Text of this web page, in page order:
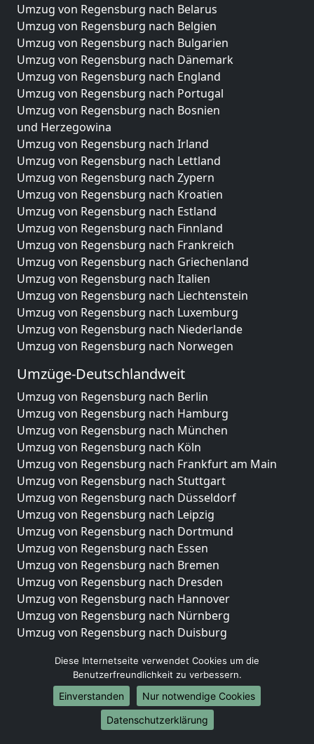
Umzug von Regensburg nach Belarus
Umzug von Regensburg nach Belgien
Umzug von Regensburg nach Bulgarien
Umzug von Regensburg nach Dänemark
Umzug von Regensburg nach England
Umzug von Regensburg nach Portugal
Umzug von Regensburg nach Bosnien
und Herzegowina
Umzug von Regensburg nach Irland
Umzug von Regensburg nach Lettland
Umzug von Regensburg nach Zypern
Umzug von Regensburg nach Kroatien
Umzug von Regensburg nach Estland
Umzug von Regensburg nach Finnland
Umzug von Regensburg nach Frankreich
Umzug von Regensburg nach Griechenland
Umzug von Regensburg nach Italien
Umzug von Regensburg nach Liechtenstein
Umzug von Regensburg nach Luxemburg
Umzug von Regensburg nach Niederlande
Umzug von Regensburg nach Norwegen
Umzüge-Deutschlandweit
Umzug von Regensburg nach Berlin
Umzug von Regensburg nach Hamburg
Umzug von Regensburg nach München
Umzug von Regensburg nach Köln
Umzug von Regensburg nach Frankfurt am Main
Umzug von Regensburg nach Stuttgart
Umzug von Regensburg nach Düsseldorf
Umzug von Regensburg nach Leipzig
Umzug von Regensburg nach Dortmund
Umzug von Regensburg nach Essen
Umzug von Regensburg nach Bremen
Umzug von Regensburg nach Dresden
Umzug von Regensburg nach Hannover
Umzug von Regensburg nach Nürnberg
Umzug von Regensburg nach Duisburg
Umzug von Regensburg nach Wuppertal
Umzug von Regensburg nach Bielefeld
Umzug von Regensburg nach Bonn
Umzug von Regensburg nach Münster
Diese Internetseite verwendet Cookies um die
Benutzerfreundlichkeit zu verbessern.
Einverstanden
Nur notwendige Cookies
Datenschutzerklärung